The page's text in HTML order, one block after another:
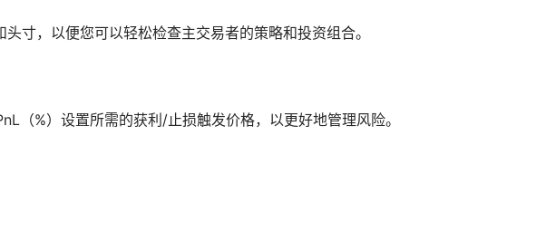
寸，以便您可以轻松检查主交易者的策略和投资组合。
（%）设置所需的获利/止损触发价格，以更好地管理风险。